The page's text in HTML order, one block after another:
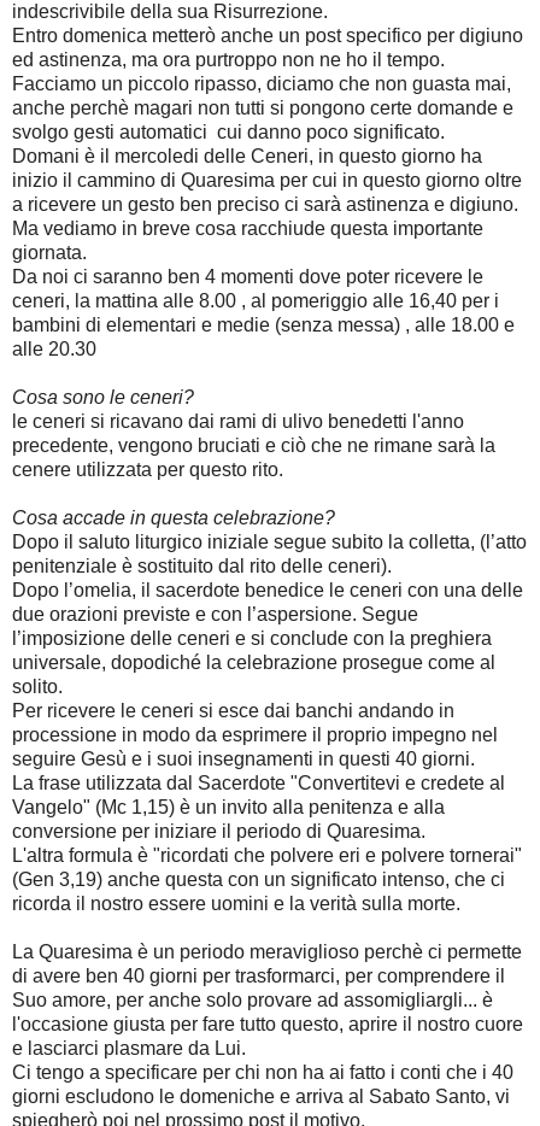
indescrivibile della sua Risurrezione.
Entro domenica metterò anche un post specifico per digiuno
ed astinenza, ma ora purtroppo non ne ho il tempo.
Facciamo un piccolo ripasso, diciamo che non guasta mai,
anche perchè magari non tutti si pongono certe domande e
svolgo gesti automatici cui danno poco significato.
Domani è il mercoledi delle Ceneri, in questo giorno ha
inizio il cammino di Quaresima per cui in questo giorno oltre
a ricevere un gesto ben preciso ci sarà astinenza e digiuno.
Ma vediamo in breve cosa racchiude questa importante
giornata.
Da noi ci saranno ben 4 momenti dove poter ricevere le
ceneri, la mattina alle 8.00 , al pomeriggio alle 16,40 per i
bambini di elementari e medie (senza messa) , alle 18.00 e
alle 20.30
Cosa sono le ceneri?
le ceneri si ricavano dai rami di ulivo benedetti l'anno
precedente, vengono bruciati e ciò che ne rimane sarà la
cenere utilizzata per questo rito.
Cosa accade in questa celebrazione?
Dopo il saluto liturgico iniziale segue subito la colletta, (l’atto
penitenziale è sostituito dal rito delle ceneri).
Dopo l’omelia, il sacerdote benedice le ceneri con una delle
due orazioni previste e con l’aspersione. Segue
l’imposizione delle ceneri e si conclude con la preghiera
universale, dopodiché la celebrazione prosegue come al
solito.
Per ricevere le ceneri si esce dai banchi andando in
processione in modo da esprimere il proprio impegno nel
seguire Gesù e i suoi insegnamenti in questi 40 giorni.
La frase utilizzata dal Sacerdote "Convertitevi e credete al
Vangelo" (Mc 1,15) è un invito alla penitenza e alla
conversione per iniziare il periodo di Quaresima.
L'altra formula è "ricordati che polvere eri e polvere tornerai"
(Gen 3,19) anche questa con un significato intenso, che ci
ricorda il nostro essere uomini e la verità sulla morte.
La Quaresima è un periodo meraviglioso perchè ci permette
di avere ben 40 giorni per trasformarci, per comprendere il
Suo amore, per anche solo provare ad assomigliargli... è
l'occasione giusta per fare tutto questo, aprire il nostro cuore
e lasciarci plasmare da Lui.
Ci tengo a specificare per chi non ha ai fatto i conti che i 40
giorni escludono le domeniche e arriva al Sabato Santo, vi
spiegherò poi nel prossimo post il motivo.